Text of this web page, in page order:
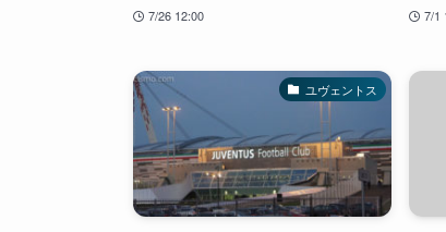
7/26 12:00 7/1
ユヴェントス